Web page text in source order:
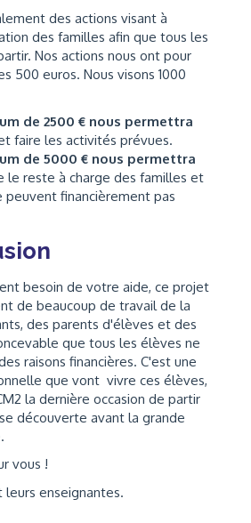
des actions visant à
des familles afin que tous les
Nos actions nous ont pour
500 euros. Nous visons 1000
de 2500 € nous permettra
faire les activités prévues.
de 5000 € nous permettra
le reste à charge des familles et
peuvent financièrement pas
besoin de votre aide, ce projet
de beaucoup de travail de la
des parents d'élèves et des
que tous les élèves ne
raisons financières. C'est une
que vont vivre ces élèves,
la dernière occasion de partir
découverte avant la grande
vous !
leurs enseignantes.